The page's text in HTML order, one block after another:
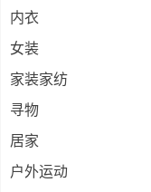
内衣
女装
家装家纺
寻物
居家
户外运动